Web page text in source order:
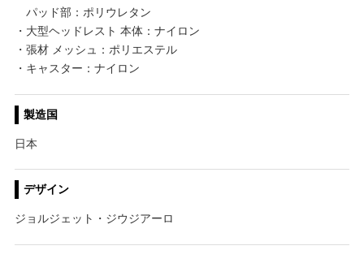
パッド部：ポリウレタン
・大型ヘッドレスト 本体：ナイロン
・張材 メッシュ：ポリエステル
・キャスター：ナイロン
製造国
日本
デザイン
ジョルジェット・ジウジアーロ